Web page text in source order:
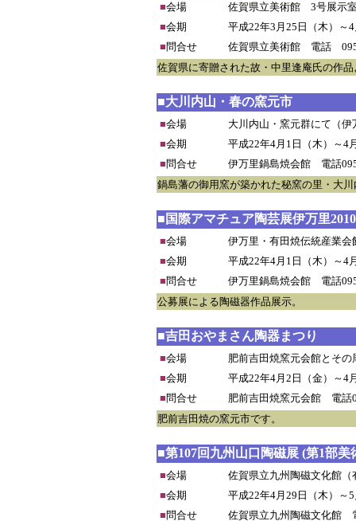
■会場
佐賀県立美術館 3号展示
■会期
平成22年3月25日（木）～
■問合せ
佐賀県立美術館 電話
佐賀県に寄贈された故・中里逢庵氏の作
■大川内山・春の窯元市
■会場
大川内山・窯元群にて（伊
■会期
平成22年4月1日（木）～4
■問合せ
伊万里鍋島焼会館 電話
鍋島藩の御用窯が築かれた秘窯の里・大
■国際アマチュア陶芸展伊万里2010
■会場
伊万里・有田焼伝統産業会
■会期
平成22年4月1日（木）～4
■問合せ
伊万里鍋島焼会館 電話
公募展による陶磁器作品展示。
■吉田おやまさん陶器まつり
■会場
肥前吉田焼窯元会館とそ
■会期
平成22年4月2日（金）～4
■問合せ
肥前吉田焼窯元会館 電話
肥前吉田焼の窯元市です。
■第107回九州山口陶磁展 (第1部
■会場
佐賀県立九州陶磁文化館（
■会期
平成22年4月29日（木）～
■問合せ
佐賀県立九州陶磁文化館